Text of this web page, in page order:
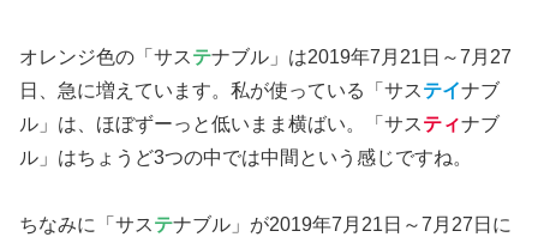
オレンジ色の「サステナブル」は2019年7月21日～7月27
日、急に増えています。私が使っている「サステイナブ
ル」は、ほぼずーっと低いまま横ばい。「サスティナブ
ル」はちょうど3つの中では中間という感じですね。
ちなみに「サステナブル」が2019年7月21日～7月27日に